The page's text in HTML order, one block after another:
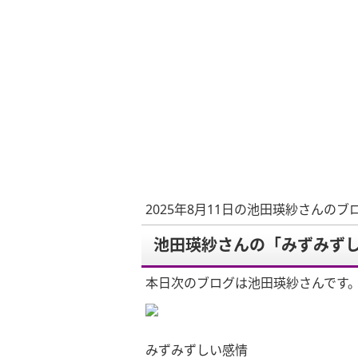
2025年8月11日の池田瑛紗さんのブ
池田瑛紗さんの「みずみず
本日次のブログは池田瑛紗さんです。
みずみずしい感情